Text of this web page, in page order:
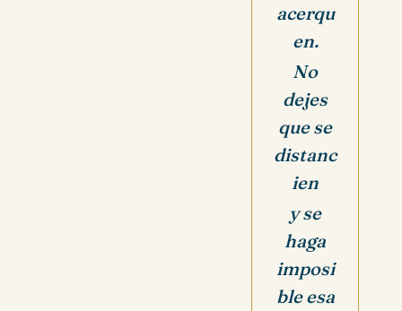
acerqu
en.
No
dejes
que se
distanc
ien
y se
haga
imposi
ble esa